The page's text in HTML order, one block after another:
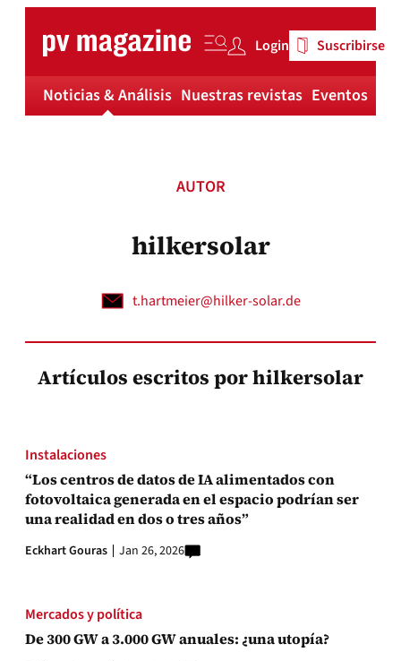
content
Login Suscribirse
Noticias & Análisis Nuestras revistas Eventos
AUTOR
hilkersolar
t.hartmeier@hilker-solar.de
Artículos escritos por hilkersolar
Instalaciones
“Los centros de datos de IA alimentados con
fotovoltaica generada en el espacio podrían ser
una realidad en dos o tres años”
Eckhart Gouras Jan 26, 2026
Mercados y política
De 300 GW a 3.000 GW anuales: ¿una utopía?